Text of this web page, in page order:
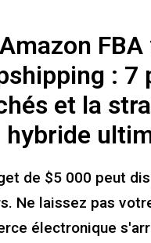
Amazon FBA
: 7
et la
hybride
de $5 000 peut
Ne laissez pas
électronique